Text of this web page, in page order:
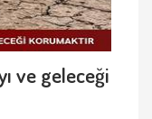
ve geleceği